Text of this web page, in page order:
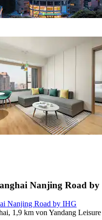
Nanjing Road
Nanjing Road by IHG
1,9 km von Yandang